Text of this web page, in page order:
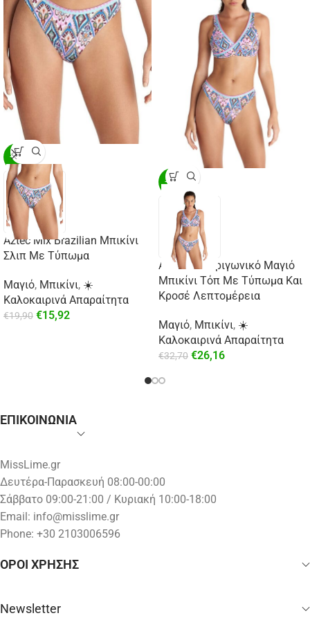
-20%
Aztec Mix Brazilian Μπικίνι
Σλιπ Με Τύπωμα
Μαγιό, Μπικίνι, ☀️
Καλοκαιρινά Απαραίτητα
€19,90 €15,92
-20%
Aztec Mix Τριγωνικό Μαγιό
Μπικίνι Τόπ Με Τύπωμα Και
Κροσέ Λεπτομέρεια
Μαγιό, Μπικίνι, ☀️
Καλοκαιρινά Απαραίτητα
€32,70 €26,16
ΕΠΙΚΟΙΝΩΝΙΑ
MissLime.gr
Δευτέρα-Παρασκευή 08:00-00:00
Σάββατο 09:00-21:00 / Κυριακή 10:00-18:00
Email: info@misslime.gr
Phone: +30 2103006596
ΟΡΟΙ ΧΡΗΣΗΣ
Newsletter